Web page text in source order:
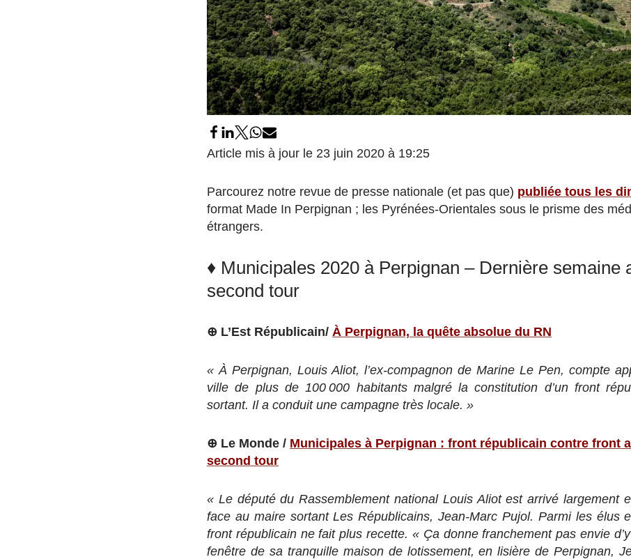
Article mis à jour le 23 juin 2020 à 19:25
Parcourez notre revue de presse nationale (et pas que) publiée tous les
format Made In Perpignan ; les Pyrénées-Orientales sous le prisme des
étrangers.
♦ Municipales 2020 à Perpignan – Dernière semaine
second tour
⊕ L’Est Républicain/ À Perpignan, la quête absolue du RN
« À Perpignan, Louis Aliot, l’ex-compagnon de Marine Le Pen, compte
ville de plus de 100 000 habitants malgré la constitution d’un front
sortant. Il a conduit une campagne très locale. »
⊕ Le Monde / Municipales à Perpignan : front républicain contre front
second tour
« Le député du Rassemblement national Louis Aliot est arrivé largement
face au maire sortant Les Républicains, Jean-Marc Pujol. Parmi les élus
front républicain ne fait plus recette. « Ça donne franchement pas envie
fenêtre de sa tranquille maison de lotissement, en lisière de Perpignan,